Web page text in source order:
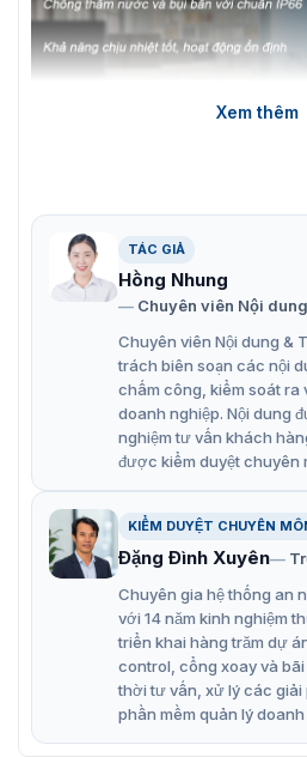
Đặc điểm nổi bật giá
Hikvision DS-1603ZJ
Hikvision DS-1603ZJ là lựa
đang tìm kiếm một sản phẩm
hợp lý để lắp đặt camera an ninh.
Được làm từ hợp kim nhôm
cho camera trong mọi điều
hợp cho lắp đặt cả trong nhà
Khả năng chịu nhiệt tốt, hoạt
kiện nhiệt độ từ -40°C đến
Thiết kế thông minh với các
bạn dễ dàng điều chỉnh góc
Xem thêm
TÁC GIẢ
Hồng Nhung
Chuyên viên Nội
Chuyên viên Nội dung &
trách biên soạn các nội
chấm công, kiểm soát ra
doanh nghiệp. Nội dung
nghiệm tư vấn khách
được kiểm duyệt chuyên
KIỂM DUYỆT CHUYÊN
Đặng Đình Xuyên
Chuyên gia hệ thống an
với 14 năm kinh nghiệm
triển khai hàng trăm dự
control, cổng xoay và
thời tư vấn, xử lý các giải
phần mềm quản lý doanh